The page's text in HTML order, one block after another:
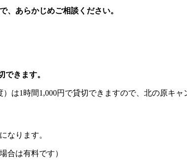
あらかじめご相談ください。
できます。
1時間1,000円で貸切できますので、北の原キャ
なります。
合は有料です）